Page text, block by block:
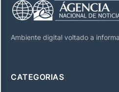
Ambiente digital voltado a
CATEGORIAS